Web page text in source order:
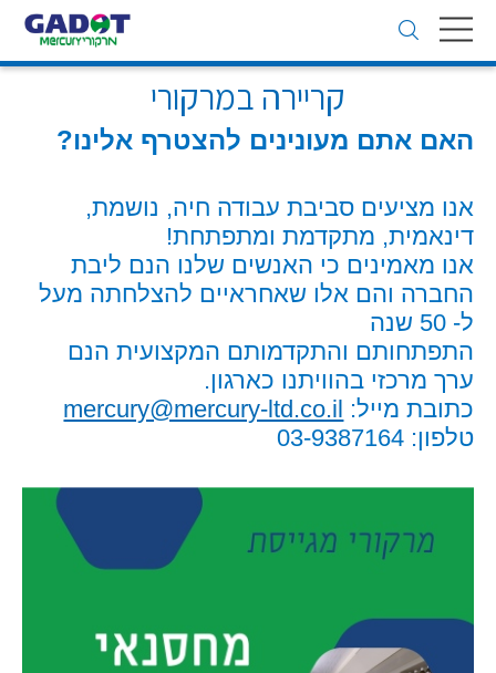
Toggle
navigation
קריירה במרקורי
האם אתם מעונינים להצטרף אלינו?
אנו מציעים סביבת עבודה חיה, נושמת,
דינאמית, מתקדמת ומתפתחת!
אנו מאמינים כי האנשים שלנו הנם ליבת
החברה והם אלו שאחראיים להצלחתה מעל
ל- 50 שנה
התפתחותם והתקדמותם המקצועית הנם
ערך מרכזי בהוויתנו כארגון.
כתובת מייל: mercury@mercury-ltd.co.il
טלפון: 03-9387164